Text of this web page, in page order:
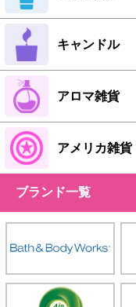
キャンドル
アロマ雑貨
アメリカ雑貨
ブランド一覧